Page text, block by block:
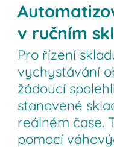
v ručním
Pro řízení
vychystávání
žádoucí
stanovené
reálném čase.
pomocí